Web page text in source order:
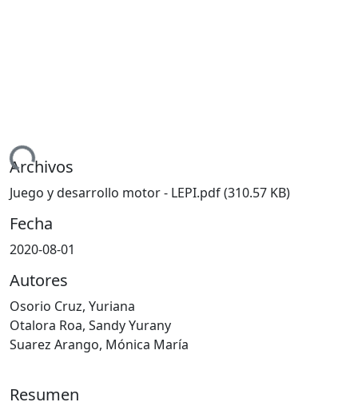
Archivos
Juego y desarrollo motor - LEPI.pdf(310.57 KB)
Fecha
2020-08-01
Autores
Osorio Cruz, Yuriana
Otalora Roa, Sandy Yurany
Suarez Arango, Mónica María
Resumen